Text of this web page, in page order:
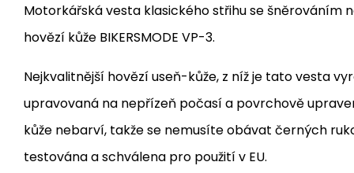
Motorkářská vesta klasického střihu se šněrováním
hovězí kůže BIKERSMODE VP-3.
Nejkvalitnější hovězí useň-kůže, z níž je tato vesta
upravovaná na nepřízeň počasí a povrchově
kůže nebarví, takže se nemusíte obávat černých
testována a schválena pro použití v EU.